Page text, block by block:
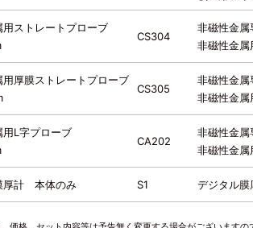
用ストレートプローブ
CS304
非磁性金
非磁性金
用厚膜ストレートプローブ
CS305
非磁性金
非磁性金
用L字プローブ
CA202
非磁性金
非磁性金
厚計 本体のみ S1 デジタル